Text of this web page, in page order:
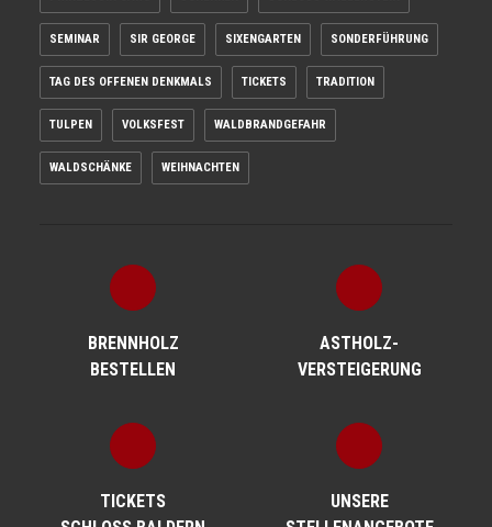
SEMINAR SIR GEORGE SIXENGARTEN SONDERFÜHRUNG
TAG DES OFFENEN DENKMALS TICKETS TRADITION
TULPEN VOLKSFEST WALDBRANDGEFAHR
WALDSCHÄNKE WEIHNACHTEN
BRENNHOLZ
BESTELLEN
ASTHOLZ­
VERSTEIGERUNG
TICKETS
UNSERE